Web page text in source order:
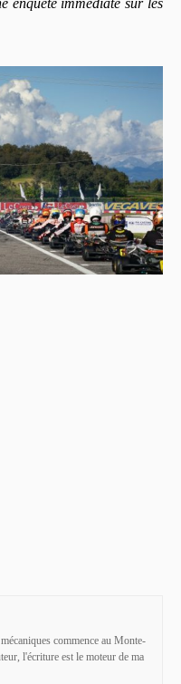
enquête immédiate sur les
commence au Monte-
l'écriture est le moteur de ma